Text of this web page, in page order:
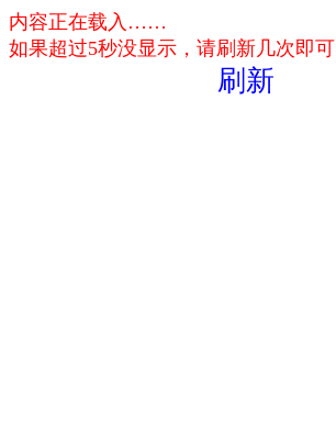
内容正在载入……
如果超过5秒没显示，请刷新几次即可
刷新